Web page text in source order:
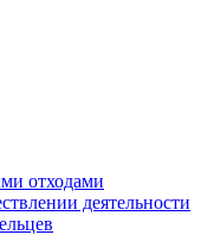
отходами
деятельности